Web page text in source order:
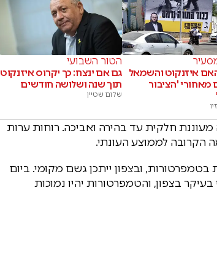
איזנקוט והשמאל
מאחורי 'הציבור
הטור השבועי
גם אם ינצח: כך יקרוס איזנקוט
תוך שנה ושלושה חודשים
שלום שטיין
וראש חודש אייר (18.04.26), תהיה מעוננת חלקית עד בהירה ואביכה. רוחות ערות
הקרובה לממוצע העונתי.
קלה נוספת בטמפרטורות, ובצפון ייתכן גשם מקומי. ביום
בעיקר בצפון, והטמפרטורות יהיו נמוכות